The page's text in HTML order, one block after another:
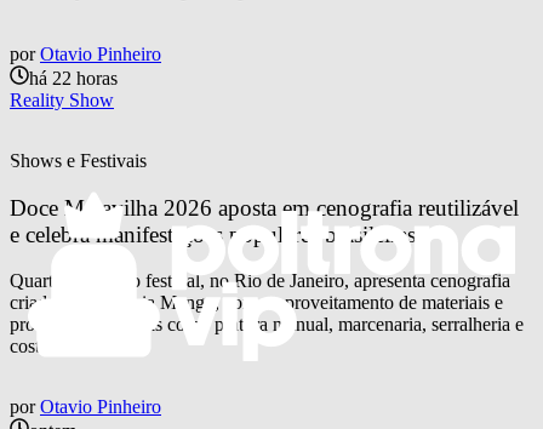
por Otavio Pinheiro
há 22 horas
Reality Show
Shows e Festivais
Doce Maravilha 2026 aposta em cenografia reutilizável
e celebra manifestações populares brasileiras
Quarta edição do festival, no Rio de Janeiro, apresenta cenografia
criada pela agência Mango, com reaproveitamento de materiais e
processos artesanais como pintura manual, marcenaria, serralheria e
costura
por Otavio Pinheiro